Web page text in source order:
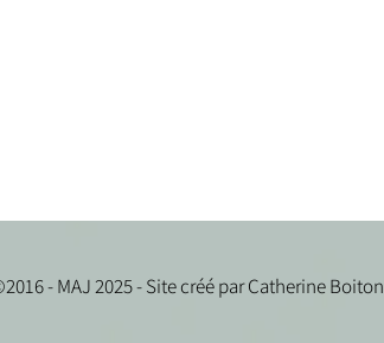
- MAJ 2025 - Site créé par Catherine Boiton